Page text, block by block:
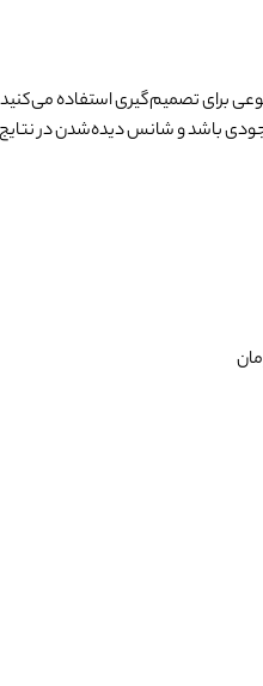
برای تصمیم‌گیری استفاده
باشد و شانس دیده‌شدن در